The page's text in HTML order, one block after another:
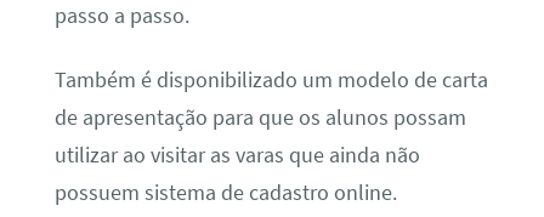
passo a passo.
Também é disponibilizado um modelo de carta
de apresentação para que os alunos possam
utilizar ao visitar as varas que ainda não
possuem sistema de cadastro online.